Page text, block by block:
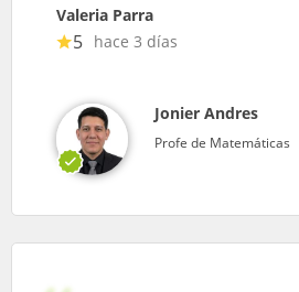
Valeria Parra
5 hace 3 días
Jonier Andres
Profe de Matemáticas